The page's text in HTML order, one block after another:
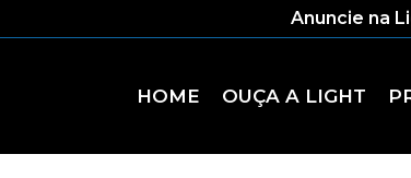
Anuncie na
HOME OUÇA A LIGHT